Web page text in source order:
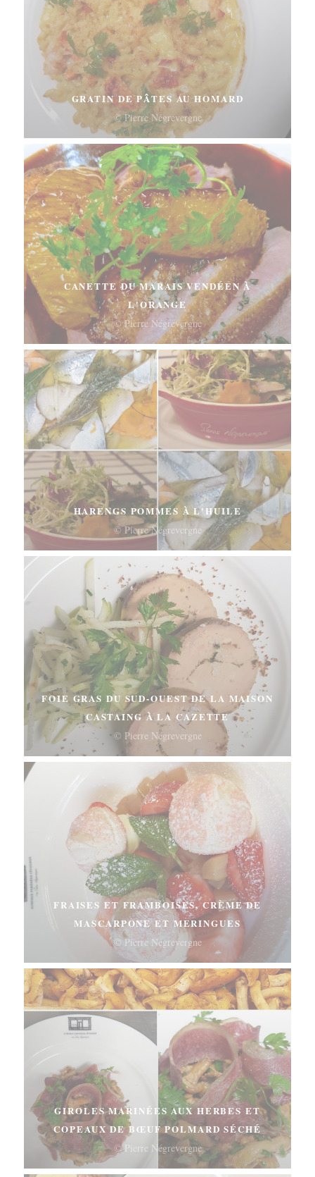
GRATIN DE PÂTES AU HOMARD
© Pierre Négrevergne
CANETTE DU MARAIS VENDÉEN À
L'ORANGE
© Pierre Négrevergne
HARENGS POMMES À L'HUILE
© Pierre Négrevergne
FOIE GRAS DU SUD-OUEST DE LA MAISON
CASTAING À LA CAZETTE
© Pierre Négrevergne
FRAISES ET FRAMBOISES, CRÈME DE
MASCARPONE ET MERINGUES
© Pierre Négrevergne
GIROLES MARINÉES AUX HERBES ET
COPEAUX DE BŒUF POLMARD SÉCHÉ
© Pierre Négrevergne